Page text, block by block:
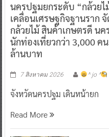
นครปฐมยกระดับ “กล้วย
เคลื่อนเศรษฐกิจฐานราก
กล้วยไม้ สินค้าเกษตรดี น
นักท่องเที่ยวกว่า 3,000 ค
ล้านบาท
7 สิงหาคม 2026 ^ jo ^
จังหวัดนครปฐม เดินหน้ายก
Read More